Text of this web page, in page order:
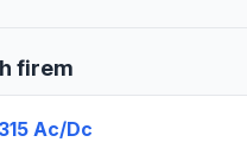
firem
Ac/Dc